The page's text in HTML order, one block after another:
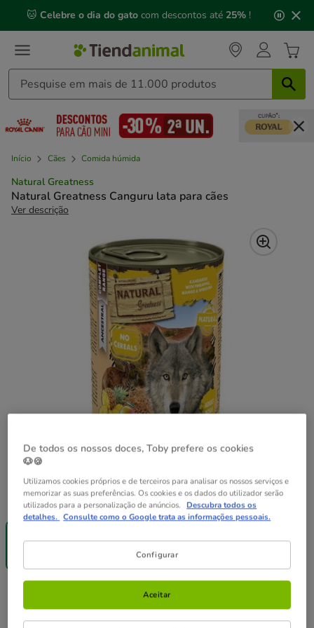
mensagem,
🐱 Celebre o dia do gato com descontos até 25% !
Início Cães Comida húmida
Natural Greatness
Natural Greatness Canguru lata para cães
Ver descrição
Peso:400 g
3.99€
Preço 3.99€, 9.98 EUR por kg
De todos os nossos doces, Toby prefere os cookies
🐶🍪
Utilizamos cookies próprios e de terceiros para analisar os nossos serviços e
memorizar as suas preferências. Os cookies e os dados do utilizador serão
utilizados para a personalização de anúncios. Descubra todos os
detalhes. Consulte como o Google trata as informações pessoais.
Configurar
Aceitar